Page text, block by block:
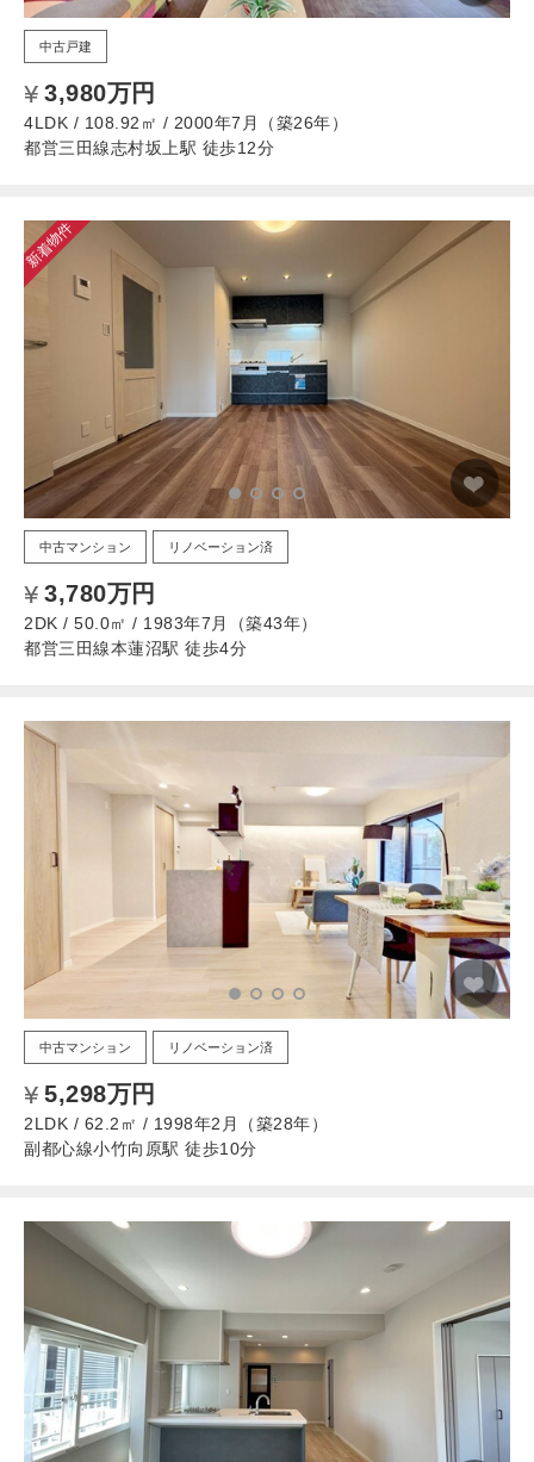
中古戸建
3,980万円
4LDK / 108.92㎡ / 2000年7月（築26年）
都営三田線志村坂上駅 徒歩12分
新着物件
中古マンション リノベーション済
3,780万円
2DK / 50.0㎡ / 1983年7月（築43年）
都営三田線本蓮沼駅 徒歩4分
中古マンション リノベーション済
5,298万円
2LDK / 62.2㎡ / 1998年2月（築28年）
副都心線小竹向原駅 徒歩10分